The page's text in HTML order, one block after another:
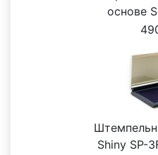
основе
Shiny SP-